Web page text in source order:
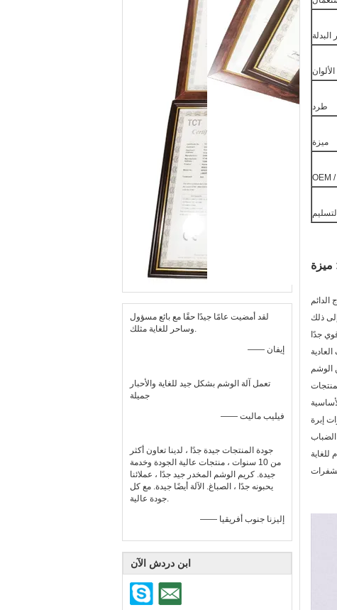
لقد أمضيت عامًا جيدًا حقًا مع بائع مسؤول
وساحر للغاية مثلك.
—— إيفان
تعمل آلة الوشم بشكل جيد للغاية والأحبار
جميلة
—— فيليب ماليت
جودة المنتجات جيدة جدًا ، لدينا تعاون أكثر
من 10 سنوات ، منتجات عالية الجودة وخدمة
جيدة. كريم الوشم المخدر جيد جدًا ، عملائنا
يحبونه جدًا ، الصباغ. الآلة أيضًا جيدة. مع كل
جودة عالية.
—— إليزنا جنوب أفريقيا
ابن دردش الآن
البدلة
الألوان
طرد
ميزة
OEM /
:
الدائم